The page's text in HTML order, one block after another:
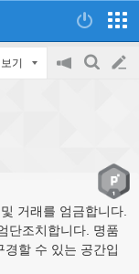
기
거래를 엄금합니다.
단조치합니다. 명품
할 수 있는 공간입